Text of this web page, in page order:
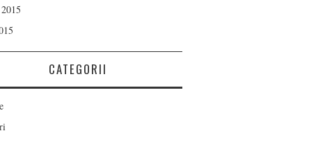
CATEGORII